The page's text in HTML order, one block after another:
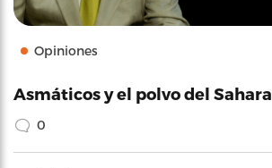
Opiniones
Asmáticos y el polvo del Sahara
0